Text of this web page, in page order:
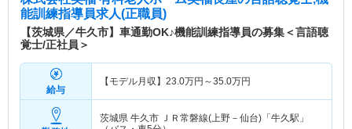
能訓練指導員求人(正職員)
【茨城県／牛久市】車通勤OK♪機能訓練指導員の募集＜言語聴
覚士/正社員＞
給与
【モデル月収】 23.0万円～35.0万円
茨城県 牛久市 ＪＲ常磐線(上野－仙台)「牛久駅」